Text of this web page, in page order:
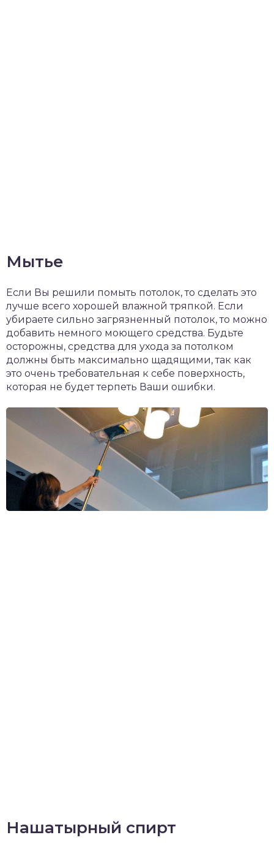
Мытье
Если Вы решили помыть потолок, то сделать это
лучше всего хорошей влажной тряпкой. Если
убираете сильно загрязненный потолок, то можно
добавить немного моющего средства. Будьте
осторожны, средства для ухода за потолком
должны быть максимально щадящими, так как
это очень требовательная к себе поверхность,
которая не будет терпеть Ваши ошибки.
Нашатырный спирт